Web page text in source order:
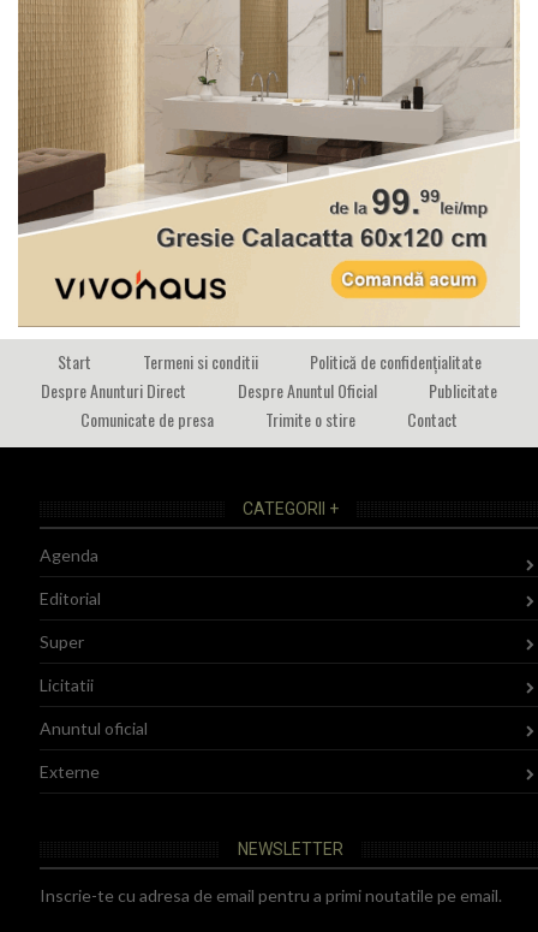
Start Termeni si conditii
Politică de confidențialitate
Despre Anunturi Direct
Despre Anuntul Oficial
Publicitate
Comunicate de presa
Trimite o stire Contact
CATEGORII +
Agenda
Editorial
Super
Licitatii
Anuntul oficial
Externe
NEWSLETTER
Inscrie-te cu adresa de email pentru a primi noutatile pe email.